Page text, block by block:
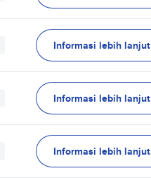
Informasi lebih lanjut
Informasi lebih lanjut
Informasi lebih lanjut